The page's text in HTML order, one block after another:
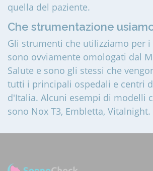
quella del paziente.
Che strumentazione
Gli strumenti che utilizziamo per
sono ovviamente omologati dal
Salute e sono gli stessi che
tutti i principali ospedali e centri
d'Italia. Alcuni esempi di modelli
sono Nox T3, Embletta, Vitalnight.